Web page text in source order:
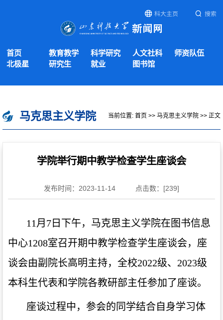
科大主页 搜索
首页 教育教学 科学研究 人文社科
师资队伍
北极星
研究生 就业 图书馆
马克思主义学院 当前位置: 首页 >> 马克思主义学院 >> 正文
学院举行期中教学检查学生座谈会
发布时间：2023-11-14 点击数：[239]
11月7日下午，马克思主义学院在图书信息
中心1208室召开期中教学检查学生座谈会，座
谈会由副院长高明主持，全校2022级、2023级
本科生代表和学院各教研部主任参加了座谈。
座谈过程中，参会的同学结合自身学习体